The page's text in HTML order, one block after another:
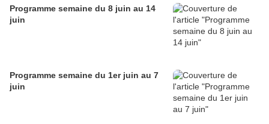
Programme semaine du 8 juin au 14
juin
Programme semaine du 1er juin au 7
juin